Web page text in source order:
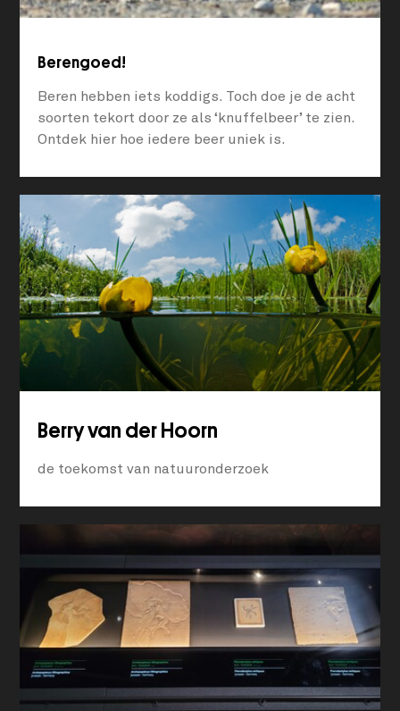
Berengoed!
Beren hebben iets koddigs. Toch doe je de acht
soorten tekort door ze als ‘knuffelbeer’ te zien.
Ontdek hier hoe iedere beer uniek is.
Berry van der Hoorn
de toekomst van natuuronderzoek